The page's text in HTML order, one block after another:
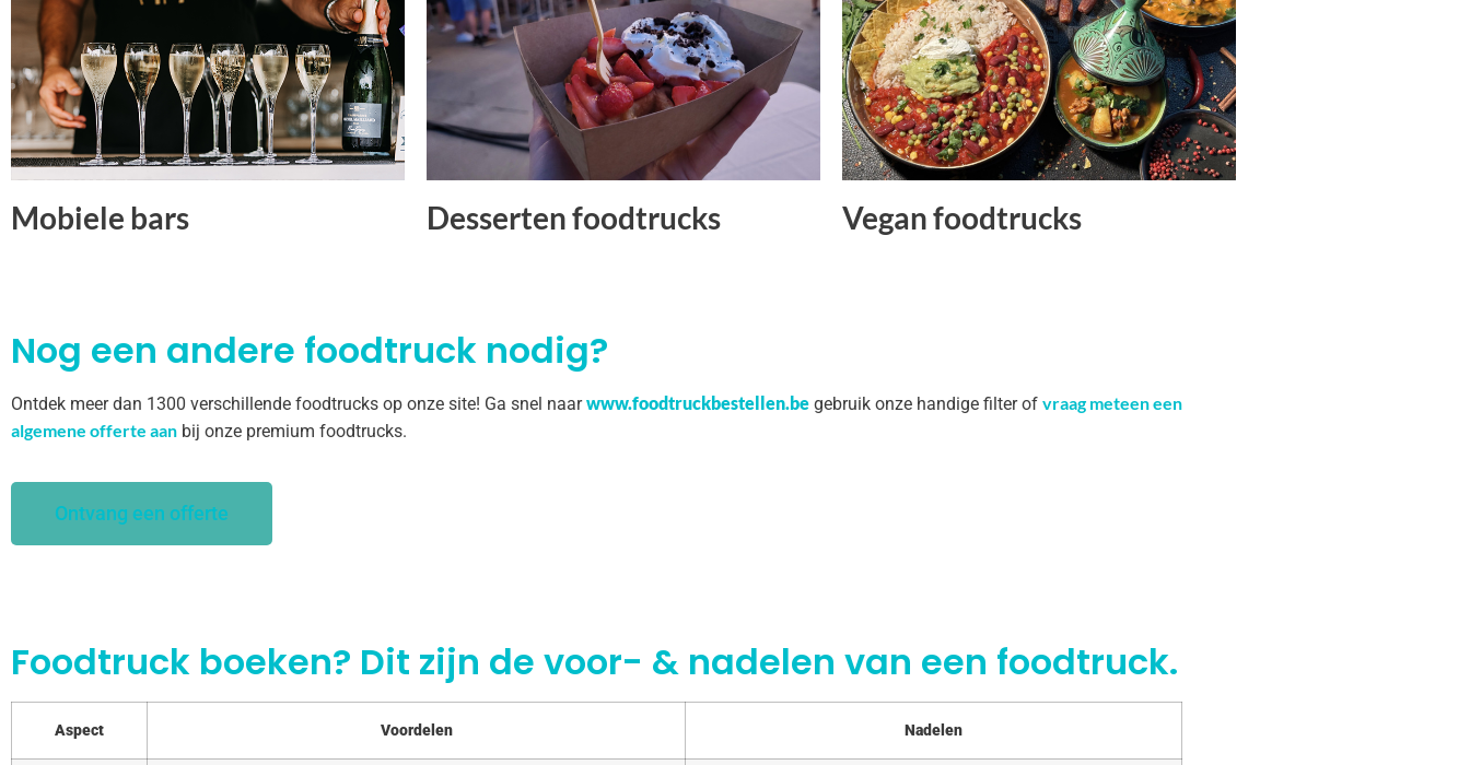
Mobiele bars Desserten foodtrucks Vegan foodtrucks
Nog een andere foodtruck nodig?
Ontdek meer dan 1300 verschillende foodtrucks op onze site! Ga snel naarwww.foodtruckbestellen.be gebruik onze handige filter of vraag meteen een
algemene offerte aan bij onze premium foodtrucks.
Ontvang een offerte
Foodtruck boeken? Dit zijn de voor- & nadelen van een foodtruck.
Aspect Voordelen Nadelen